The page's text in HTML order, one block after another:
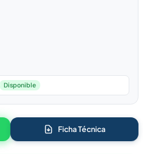
Disponible
Ficha Técnica